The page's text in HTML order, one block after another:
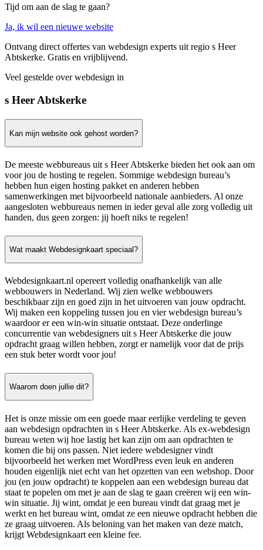
Tijd om aan de slag te gaan?
Ja, ik wil een nieuwe website
Ontvang direct offertes van webdesign experts uit regio s Heer
Abtskerke. Gratis en vrijblijvend.
Veel gestelde over webdesign in
s Heer Abtskerke
Kan mijn website ook gehost worden?
De meeste webbureaus uit s Heer Abtskerke bieden het ook aan om
voor jou de hosting te regelen. Sommige webdesign bureau’s
hebben hun eigen hosting pakket en anderen hebben
samenwerkingen met bijvoorbeeld nationale aanbieders. Al onze
aangesloten webbureaus nemen in ieder geval alle zorg volledig uit
handen, dus geen zorgen: jij hoeft niks te regelen!
Wat maakt Webdesignkaart speciaal?
Webdesignkaart.nl opereert volledig onafhankelijk van alle
webbouwers in Nederland. Wij zien welke webbouwers
beschikbaar zijn en goed zijn in het uitvoeren van jouw opdracht.
Wij maken een koppeling tussen jou en vier webdesign bureau’s
waardoor er een win-win situatie ontstaat. Deze onderlinge
concurrentie van webdesigners uit s Heer Abtskerke die jouw
opdracht graag willen hebben, zorgt er namelijk voor dat de prijs
een stuk beter wordt voor jou!
Waarom doen jullie dit?
Het is onze missie om een goede maar eerlijke verdeling te geven
aan webdesign opdrachten in s Heer Abtskerke. Als ex-webdesign
bureau weten wij hoe lastig het kan zijn om aan opdrachten te
komen die bij ons passen. Niet iedere webdesigner vindt
bijvoorbeeld het werken met WordPress even leuk en anderen
houden eigenlijk niet echt van het opzetten van een webshop. Door
jou (en jouw opdracht) te koppelen aan een webdesign bureau dat
staat te popelen om met je aan de slag te gaan creëren wij een win-
win situatie. Jij wint, omdat je een bureau vindt dat graag met je
werkt en het bureau wint, omdat ze een nieuwe opdracht hebben die
ze graag uitvoeren. Als beloning van het maken van deze match,
krijgt Webdesignkaart een kleine fee.